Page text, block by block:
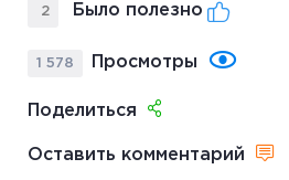
2 Было полезно
1 578 Просмотры
Поделиться
Оставить комментарий